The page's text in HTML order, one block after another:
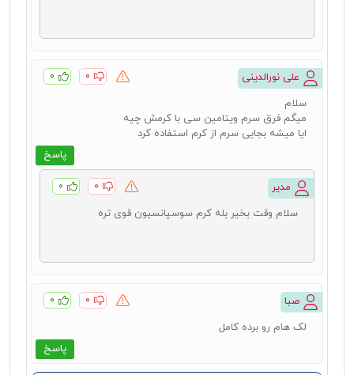
علی نورالدینی ۰ ۰
پاسخ
سلام
میگم فرق سرم ویتامین سی با کرمش چیه
ایا میشه بجایی سرم از کرم استفاده کرد
مدیر ۰ ۰
سلام وقت بخیر بله کرم سوسپانسیون قوی تره
صبا ۰ ۰
پاسخ
لک هام رو برده کامل